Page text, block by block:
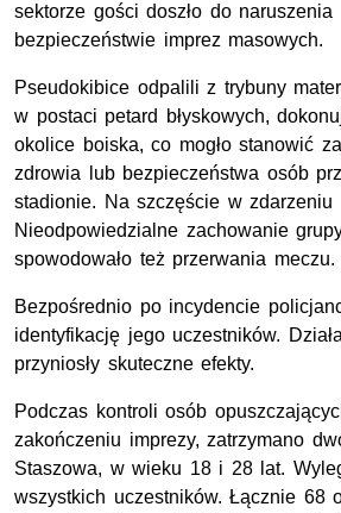
sektorze gości doszło do
bezpieczeństwie imprez masowych.
Pseudokibice odpalili z trybuny
w postaci petard błyskowych,
okolice boiska, co mogło stanowić
zdrowia lub bezpieczeństwa osób
stadionie. Na szczęście w zdarzeniu
Nieodpowiedzialne zachowanie
spowodowało też przerwania meczu.
Bezpośrednio po incydencie
identyfikację jego uczestników.
przyniosły skuteczne efekty.
Podczas kontroli osób
zakończeniu imprezy, zatrzymano
Staszowa, w wieku 18 i 28 lat.
wszystkich uczestników. Łącznie 68